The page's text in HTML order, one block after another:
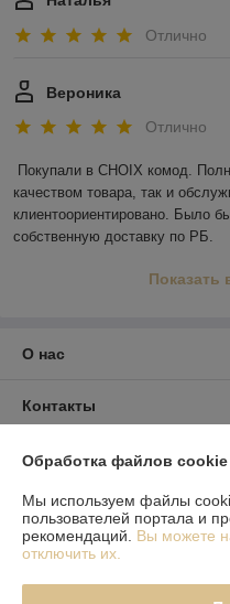
Отлично
Вероника
Отлично
Покупали в CHOIX комод.
качеством товара, так и
клиентоориентировано. Было
собственную доставку по РБ.
Показать
О нас
Контакты
Доставка и оплата
График работы
Полная версия сайта
Обработка файлов cookie
Мы используем файлы
пользователей портала и
рекомендаций. Вы можете
отключить их.